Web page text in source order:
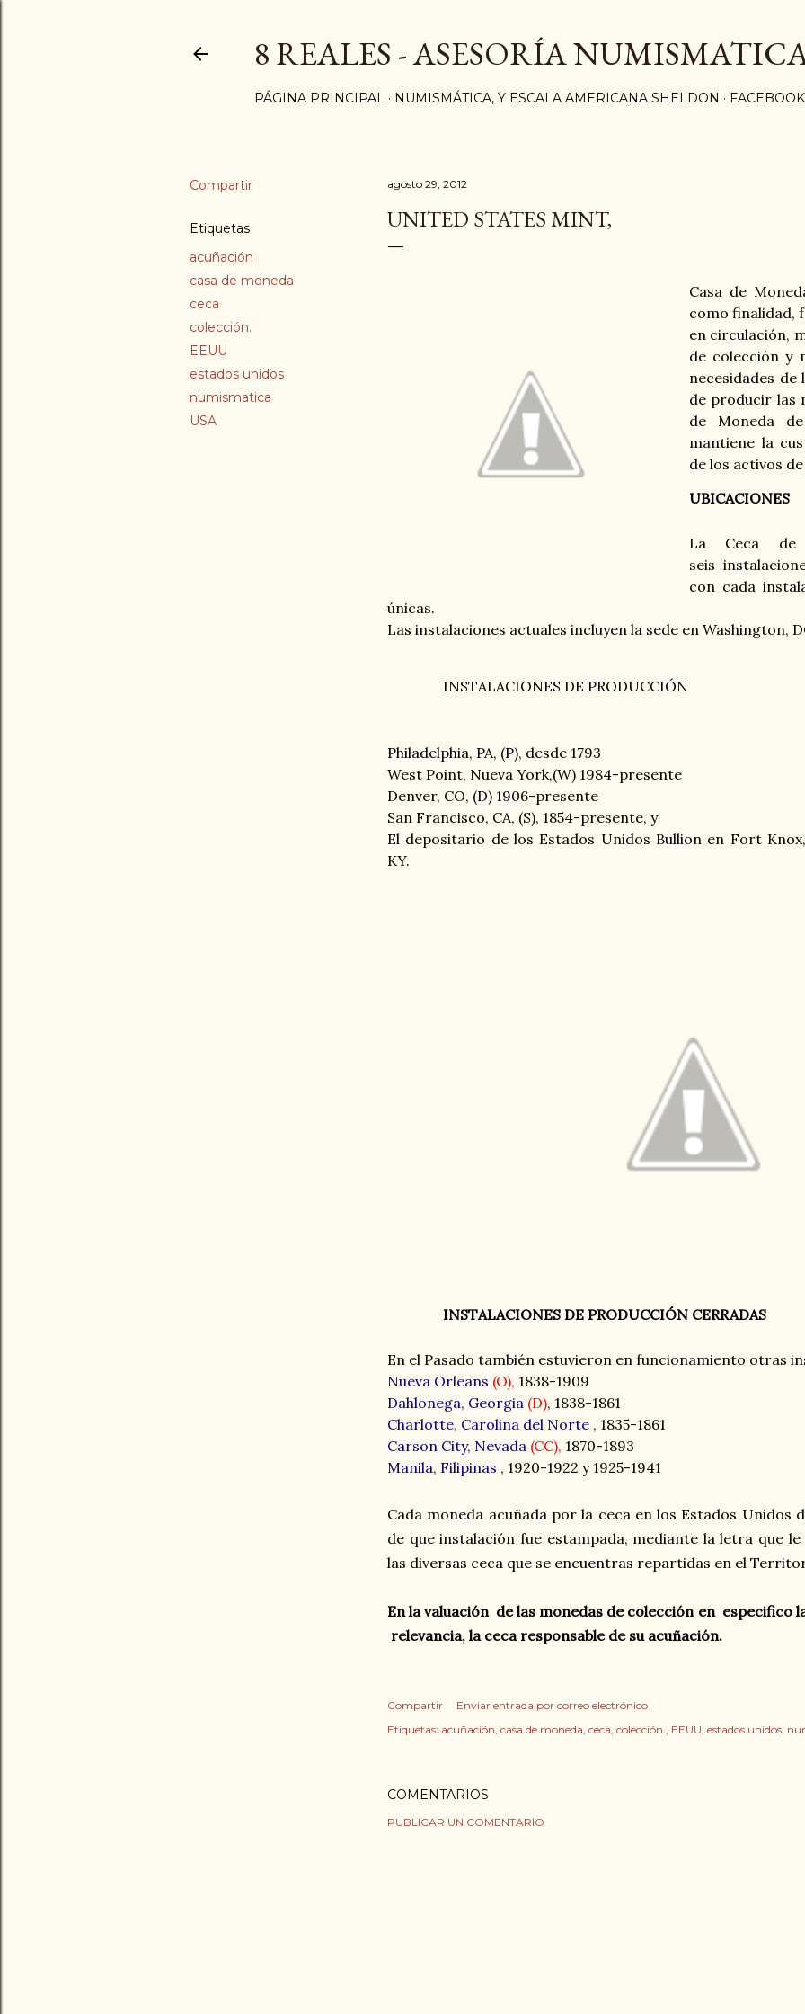
8 REALES - ASESORÍA
PÁGINA PRINCIPAL NUMISMÁTICA, Y ESCALA AMERICANA SHELDON FACEBOOK
Compartir
Etiquetas
acuñación
casa de moneda
ceca
colección.
EEUU
estados unidos
numismatica
USA
agosto 29, 2012
UNITED STATES MINT,
Casa de
como finalidad,
en circulación,
de colección y
necesidades de
de producir las
de Moneda
mantiene la
de los activos
UBICACIONES
La Ceca de
seis
con cada
únicas.
Las instalaciones actuales incluyen la sede en Washington,
INSTALACIONES DE PRODUCCIÓN
Philadelphia, PA, (P), desde 1793
West Point, Nueva York,(W) 1984-presente
Denver, CO, (D) 1906-presente
San Francisco, CA, (S), 1854-presente, y
El depositario de los Estados Unidos Bullion en Fort Knox,
KY.
INSTALACIONES DE PRODUCCIÓN CERRADAS
En el Pasado también estuvieron en funcionamiento otras
Nueva Orleans (O), 1838-1909
Dahlonega, Georgia (D), 1838-1861
Charlotte, Carolina del Norte , 1835-1861
Carson City, Nevada (CC), 1870-1893
Manila, Filipinas , 1920-1922 y 1925-1941
Cada moneda acuñada por la ceca en los Estados Unidos
de que instalación fue estampada, mediante la letra que
las diversas ceca que se encuentras repartidas en el
En la valuación de las monedas de colección en especifico
relevancia, la ceca responsable de su acuñación.
Compartir
Enviar entrada por correo electrónico
Etiquetas: acuñación casa de moneda ceca colección. EEUU estados unidos
COMENTARIOS
PUBLICAR UN COMENTARIO